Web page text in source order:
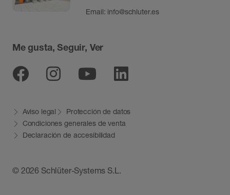
Email: info@schluter.es
Me gusta, Seguir, Ver
Facebook
Instagram
YoutubeLinkedin
© 2026 Schlüter-Systems S.L.
Aviso legal
Protección de datos
Condiciones generales de venta
Declaración de accesibilidad